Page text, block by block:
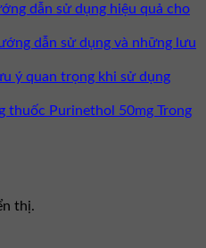
dẫn sử dụng hiệu quả cho
dẫn sử dụng và những lưu
ý quan trọng khi sử dụng
thuốc Purinethol 50mg Trong
thị.